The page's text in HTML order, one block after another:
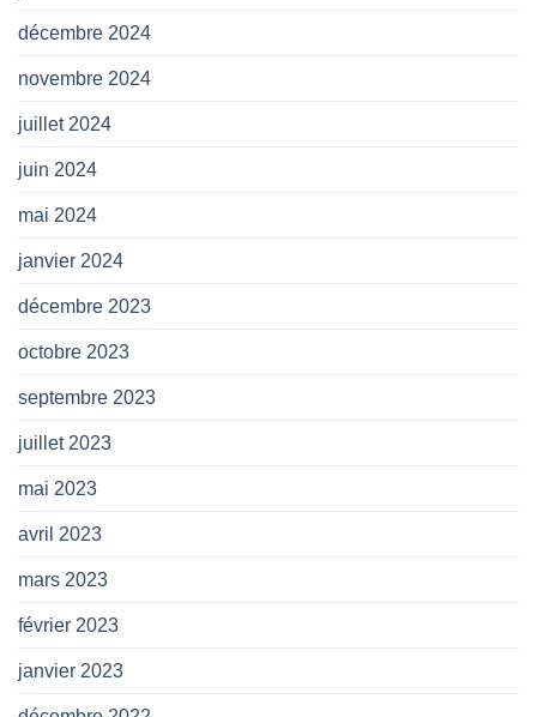
décembre 2024
novembre 2024
juillet 2024
juin 2024
mai 2024
janvier 2024
décembre 2023
octobre 2023
septembre 2023
juillet 2023
mai 2023
avril 2023
mars 2023
février 2023
janvier 2023